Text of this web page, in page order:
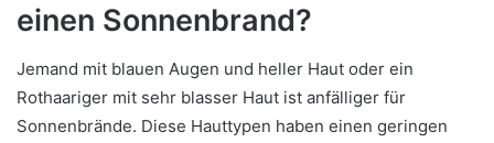
einen Sonnenbrand?
Jemand mit blauen Augen und heller Haut oder ein
Rothaariger mit sehr blasser Haut ist anfälliger für
Sonnenbrände. Diese Hauttypen haben einen geringen